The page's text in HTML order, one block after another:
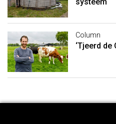
Column
‘Tjeerd de